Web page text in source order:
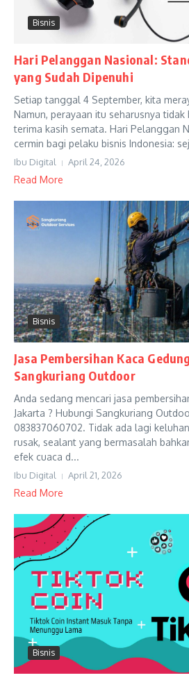
Bisnis
Hari Pelanggan Nasional:
yang Sudah Dipenuhi
Setiap tanggal 4 September, kita
Namun, perayaan itu seharusnya tidak
terima kasih semata. Hari Pelanggan
cermin bagi pelaku bisnis Indonesia:
Ibu Digital April 24, 2026
Read More
Bisnis
Jasa Pembersihan Kaca
Sangkuriang Outdoor
Anda sedang mencari jasa
Jakarta ? Hubungi Sangkuriang
083837060702. Tidak ada lagi
rusak, sealant yang bermasalah
efek cuaca d...
Ibu Digital April 21, 2026
Read More
Bisnis